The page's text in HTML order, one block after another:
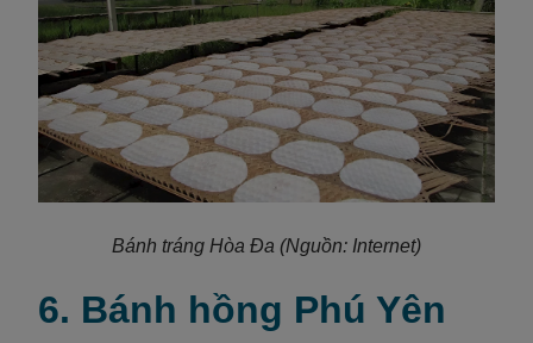
Bánh tráng Hòa Đa (Nguồn: Internet)
6. Bánh hồng Phú Yên